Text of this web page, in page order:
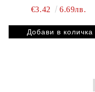
€3.42
6.69лв.